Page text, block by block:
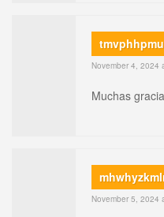
November 4, 2024
Muchas
November 5, 2024